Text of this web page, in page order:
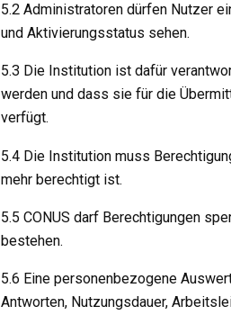
5.2 Administratoren dürfen Nutzer
und Aktivierungsstatus sehen.
5.3 Die Institution ist dafür
werden und dass sie für die
verfügt.
5.4 Die Institution muss
mehr berechtigt ist.
5.5 CONUS darf Berechtigungen
bestehen.
5.6 Eine personenbezogene
Antworten, Nutzungsdauer,